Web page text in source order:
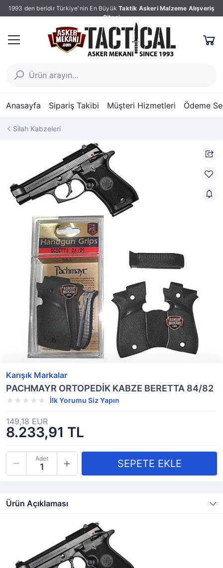
1993 den beridir Türkiye'nin En Büyük Taktik Askeri Malzeme Alışveriş
Sitesi
Anasayfa Sipariş Takibi Müşteri Hizmetleri Ödeme
Silah Kabzeleri
Karışık Markalar
PACHMAYR ORTOPEDİK KABZE BERETTA 84/82
İlk Yorumu Siz Yapın
8.233,91 TL
149,18 EUR
Adet
Ürün Açıklaması